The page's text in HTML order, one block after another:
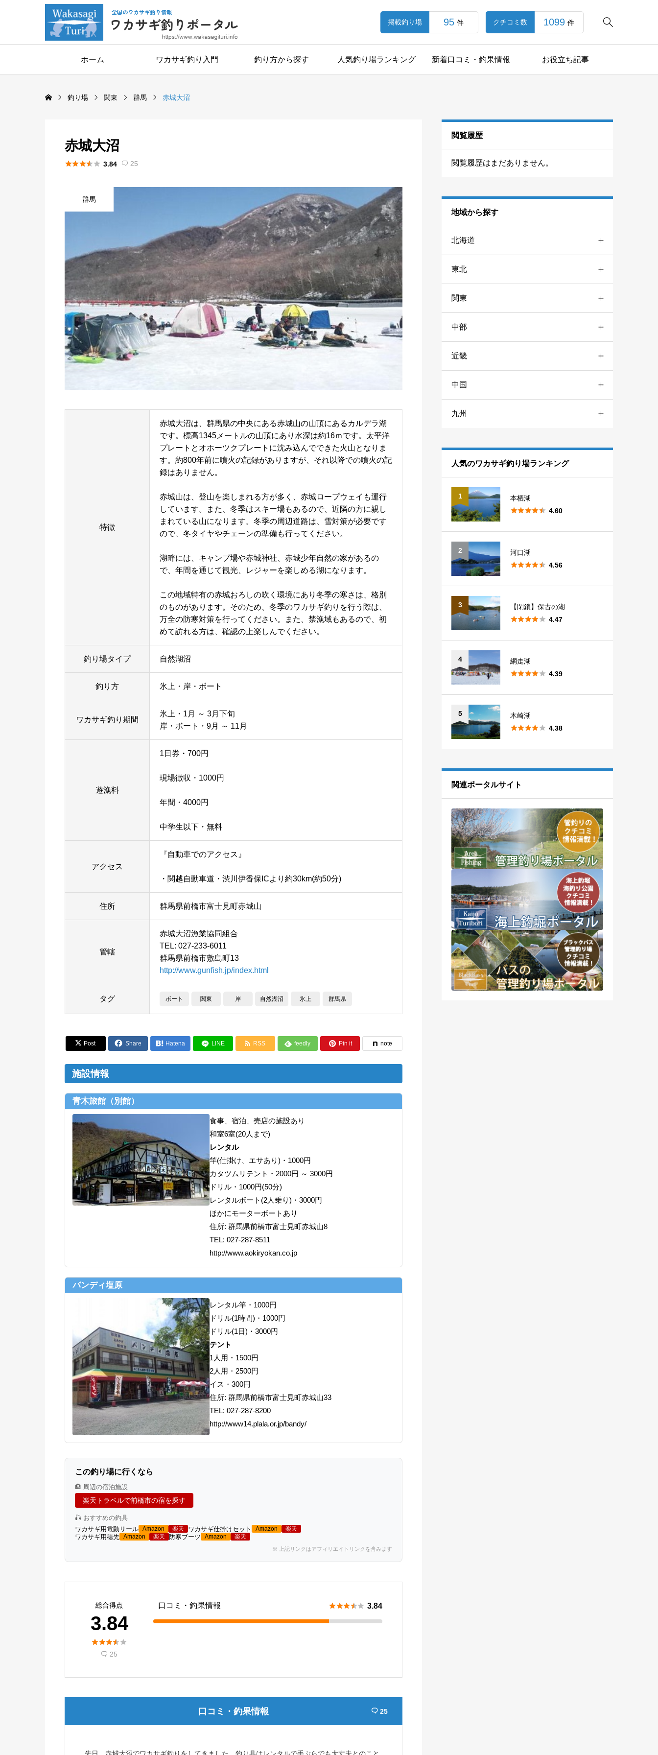

掲載釣り場 95 件 クチコミ数 1099 件
ホーム ワカサギ釣り入門 釣り方から探す 人気釣り場ランキング 新着口コミ・釣果情報 お役立ち記事
釣り場 関東 群馬 赤城大沼
赤城大沼
 3.84  25
群馬
特徴
赤城大沼は、群馬県の中央にある赤城山の山頂にあるカルデラ湖
です。標高1345メートルの山頂にあり水深は約16ｍです。太平洋
プレートとオホーツクプレートに沈み込んでできた火山となりま
す。約800年前に噴火の記録がありますが、それ以降での噴火の記
録はありません。
赤城山は、登山を楽しまれる方が多く、赤城ロープウェイも運行
しています。また、冬季はスキー場もあるので、近隣の方に親し
まれている山になります。冬季の周辺道路は、雪対策が必要です
ので、冬タイヤやチェーンの準備も行ってください。
湖畔には、キャンプ場や赤城神社、赤城少年自然の家があるの
で、年間を通じて観光、レジャーを楽しめる湖になります。
この地域特有の赤城おろしの吹く環境にあり冬季の寒さは、格別
のものがあります。そのため、冬季のワカサギ釣りを行う際は、
万全の防寒対策を行ってください。また、禁漁域もあるので、初
めて訪れる方は、確認の上楽しんでください。
釣り場タイプ 自然湖沼
釣り方 氷上・岸・ボート
ワカサギ釣り期間
氷上・1月 ～ 3月下旬
岸・ボート・9月 ～ 11月
遊漁料
1日券・700円
現場徴収・1000円
年間・4000円
中学生以下・無料
アクセス
『自動車でのアクセス』
・関越自動車道・渋川伊香保ICより約30km(約50分)
住所 群馬県前橋市富士見町赤城山
管轄
赤城大沼漁業協同組合
TEL: 027-233-6011
群馬県前橋市敷島町13
http://www.gunfish.jp/index.html
タグ ボート 関東 岸 自然湖沼 氷上 群馬県
 Post  Share  Hatena LINE  RSS  feedly  Pin it note
施設情報
青木旅館（別館）
食事、宿泊、売店の施設あり
和室6室(20人まで)
レンタル
竿(仕掛け、エサあり)・1000円
カタツムリテント・2000円 ～ 3000円
ドリル・1000円(50分)
レンタルボート(2人乗り)・3000円
ほかにモーターボートあり
住所: 群馬県前橋市富士見町赤城山8
TEL: 027-287-8511
http://www.aokiryokan.co.jp
バンディ塩原
レンタル竿・1000円
ドリル(1時間)・1000円
ドリル(1日)・3000円
テント
1人用・1500円
2人用・2500円
イス・300円
住所: 群馬県前橋市富士見町赤城山33
TEL: 027-287-8200
http://www14.plala.or.jp/bandy/
この釣り場に行くなら
🏨 周辺の宿泊施設
楽天トラベルで前橋市の宿を探す
🎣 おすすめの釣具
ワカサギ用電動リール Amazon 楽天 ワカサギ仕掛けセット Amazon 楽天
ワカサギ用穂先 Amazon 楽天 防寒ブーツ Amazon 楽天
※ 上記リンクはアフィリエイトリンクを含みます
総合得点
3.84

 25
口コミ・釣果情報  3.84
口コミ・釣果情報  25
閲覧履歴
閲覧履歴はまだありません。
地域から探す
北海道
道央
道北
道南
道東
東北
宮城
山形
秋田
岩手
青森
福島 5
関東
栃木
神奈川
千葉
東京
埼玉 7
群馬 14
中部
愛知
岐阜
静岡
長野 10
山梨 5
新潟
近畿
兵庫
奈良
中国
山口
九州
人気のワカサギ釣り場ランキング
1
本栖湖
 4.60
2
河口湖
 4.56
3
【閉鎖】保古の湖
 4.47
4
網走湖
 4.39
5
木崎湖
 4.38
関連ポータルサイト